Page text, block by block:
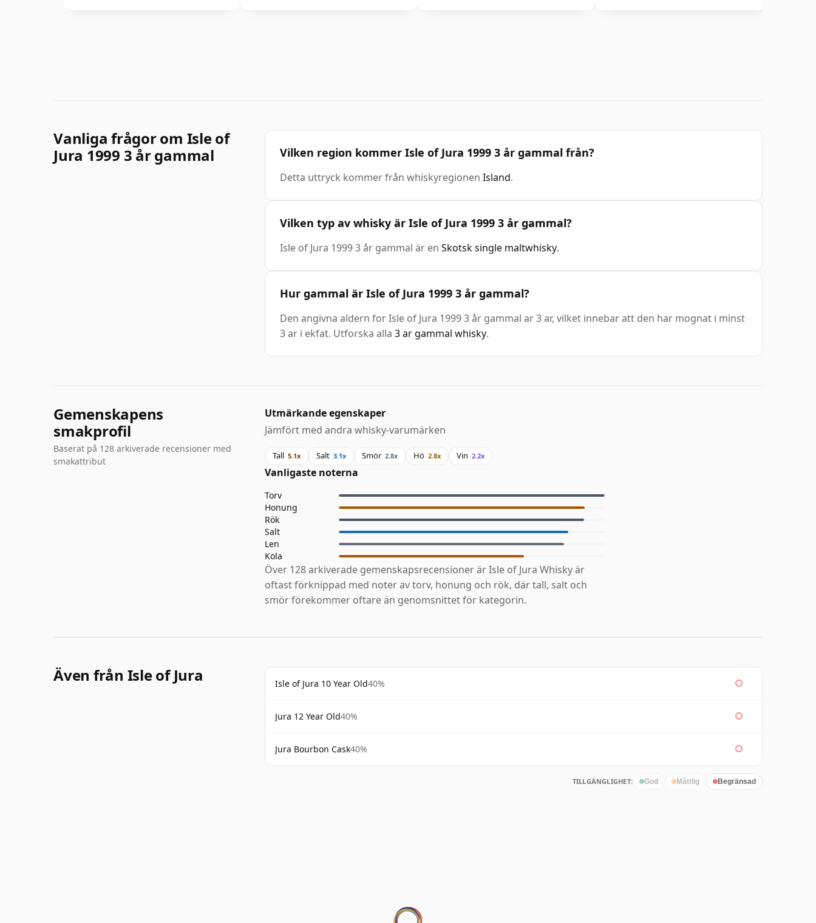
Vanliga frågor om Isle of
Jura 1999 3 år gammal
Vilken region kommer Isle of Jura 1999 3 år gammal från?
Detta uttryck kommer från whiskyregionen Island.
Vilken typ av whisky är Isle of Jura 1999 3 år gammal?
Isle of Jura 1999 3 år gammal är en Skotsk single maltwhisky.
Hur gammal är Isle of Jura 1999 3 år gammal?
Den angivna aldern for Isle of Jura 1999 3 år gammal ar 3 ar, vilket innebar att den har mognat i minst
3 ar i ekfat. Utforska alla 3 ar gammal whisky.
Gemenskapens
smakprofil
Baserat på 128 arkiverade recensioner med
smakattribut
Utmärkande egenskaper
Jämfört med andra whisky-varumärken
Tall 5.1x Salt 3.1x Smör 2.8x Hö 2.8x Vin 2.2x
Vanligaste noterna
Torv
Honung
Rök
Salt
Len
Kola
Över 128 arkiverade gemenskapsrecensioner är Isle of Jura Whisky är
oftast förknippad med noter av torv, honung och rök, där tall, salt och
smör förekommer oftare än genomsnittet för kategorin.
Även från Isle of Jura Isle of Jura 10 Year Old40%
Jura 12 Year Old40%
Jura Bourbon Cask40%
TILLGÄNGLIGHET: God Måttlig Begränsad